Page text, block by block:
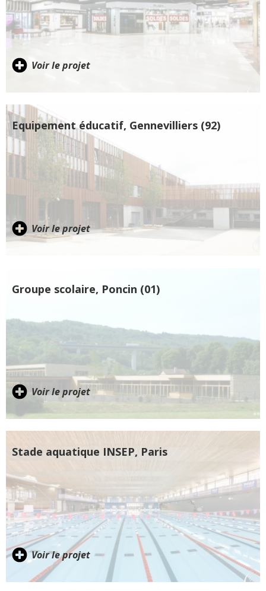
Voir le projet
Equipement éducatif, Gennevilliers (92)
Voir le projet
Groupe scolaire, Poncin (01)
Voir le projet
Stade aquatique INSEP, Paris
Voir le projet